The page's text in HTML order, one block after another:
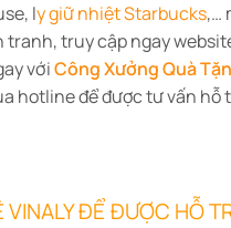
ly giữ nhiệt Starbucks,…
tranh, truy cập ngay
vớiCông Xưởng Quà
hotline để được tư vấn hỗ
VINALY ĐỂ ĐƯỢC HỖ